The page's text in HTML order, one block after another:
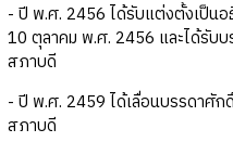
- ปี พ.ศ. 2456 ได้รับแต่งตั้งเป็น
10 ตุลาคม พ.ศ. 2456 และได้รับ
สภาบดี
- ปี พ.ศ. 2459 ได้เลื่อนบรรดาศัก
สภาบดี